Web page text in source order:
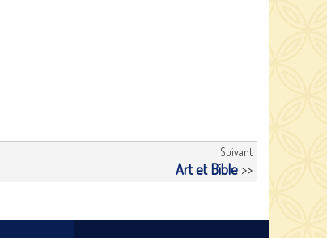
Suivant
Art et Bible >>